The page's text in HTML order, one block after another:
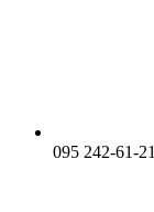
095 242-61-21